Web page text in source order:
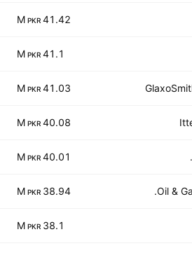
41.42 M
PKR
41.1 M
PKR
41.03 M
PKR
40.08 M
PKR
40.01 M
PKR
Oil &
38.94 M
PKR
38.1 M
PKR